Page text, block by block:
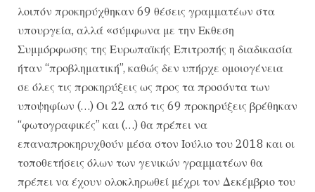
λοιπόν προκηρύχθηκαν 69 θέσεις γραμματέων στα
υπουργεία, αλλά «σύμφωνα με την Εκθεση
Συμμόρφωσης της Ευρωπαϊκής Επιτροπής η διαδικασία
ήταν “προβληματική”, καθώς δεν υπήρχε ομοιογένεια
σε όλες τις προκηρύξεις ως προς τα προσόντα των
υποψηφίων (…) Οι 22 από τις 69 προκηρύξεις βρέθηκαν
“φωτογραφικές” και (…) θα πρέπει να
επαναπροκηρυχθούν μέσα στον Ιούλιο του 2018 και οι
τοποθετήσεις όλων των γενικών γραμματέων θα
πρέπει να έχουν ολοκληρωθεί μέχρι τον Δεκέμβριο του